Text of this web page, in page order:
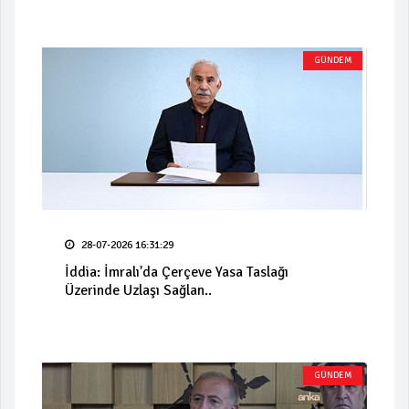
GÜNDEM
28-07-2026 16:31:29
İddia: İmralı'da Çerçeve Yasa Taslağı
Üzerinde Uzlaşı Sağlan..
GÜNDEM